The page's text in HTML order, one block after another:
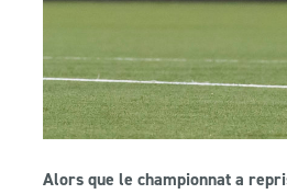
Alors que le championnat a